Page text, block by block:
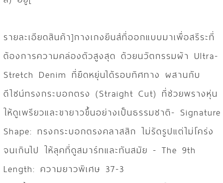
รายละเอียดสินค้า]กางเกงยีนส์ที่ออกแบบมาเพื่อสรีระที่
ต้องการความคล่องตัวสูงสุด ด้วยนวัตกรรมผ้า Ultra-
Stretch Denim ที่ยืดหยุ่นได้รอบทิศทาง ผสานกับ
ดีไซน์ทรงกระบอกตรง (Straight Cut) ที่ช่วยพรางหุ่น
ให้ดูเพรียวและขายาวขึ้นอย่างเป็นธรรมชาติ- Signature
Shape: ทรงกระบอกตรงคลาสสิก ไม่รัดรูปแต่ไม่โคร่ง
จนเกินไป ให้ลุคที่ดูสมาร์ทและทันสมัย - The 9th
Length: ความยาวพิเศษ 37-3